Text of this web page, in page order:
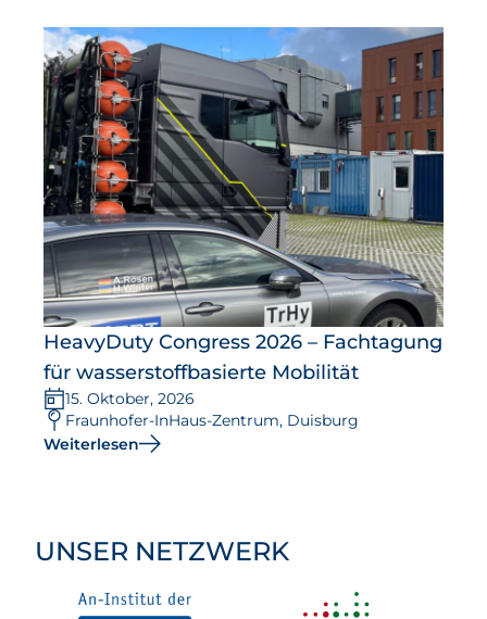
HeavyDuty Congress 2026 – Fachtagung
für wasserstoffbasierte Mobilität
15. Oktober, 2026
Fraunhofer-InHaus-Zentrum, Duisburg
Weiterlesen
UNSER NETZWERK